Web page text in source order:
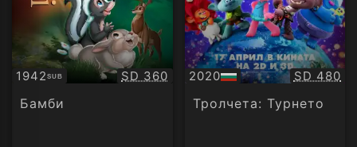
1942SUB
Субтитри Качество:
SD 360
Бамби
2020
БГ
аудио
SD 480
Тролчета: Турнето